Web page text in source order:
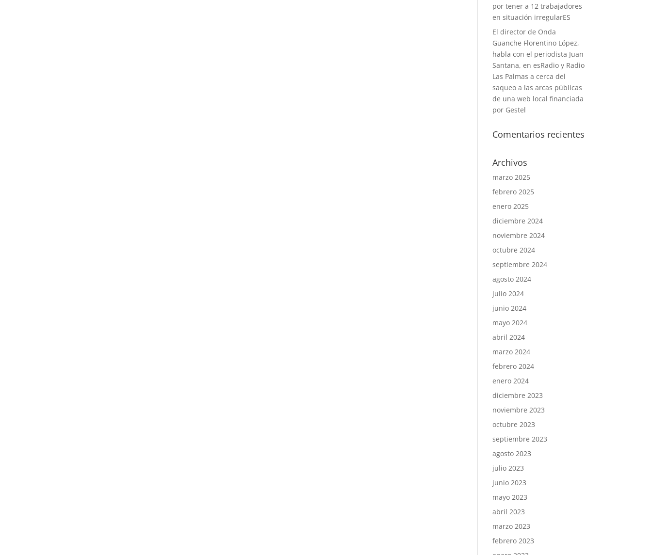
por tener a 12 trabajadores
en situación irregularES
El director de Onda
Guanche Florentino López,
habla con el periodista Juan
Santana, en esRadio y Radio
Las Palmas a cerca del
saqueo a las arcas públicas
de una web local financiada
por Gestel
Comentarios recientes
Archivos
marzo 2025
febrero 2025
enero 2025
diciembre 2024
noviembre 2024
octubre 2024
septiembre 2024
agosto 2024
julio 2024
junio 2024
mayo 2024
abril 2024
marzo 2024
febrero 2024
enero 2024
diciembre 2023
noviembre 2023
octubre 2023
septiembre 2023
agosto 2023
julio 2023
junio 2023
mayo 2023
abril 2023
marzo 2023
febrero 2023